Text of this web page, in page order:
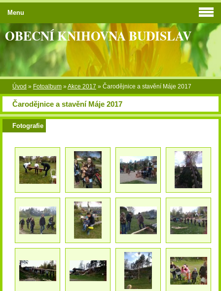
OBECNÍ KNIHOVNA BUDISLAV
Úvod » Fotoalbum »Akce 2017 » Čarodějnice a stavění Máje 2017
Čarodějnice a stavění Máje 2017
Fotografie
Menu